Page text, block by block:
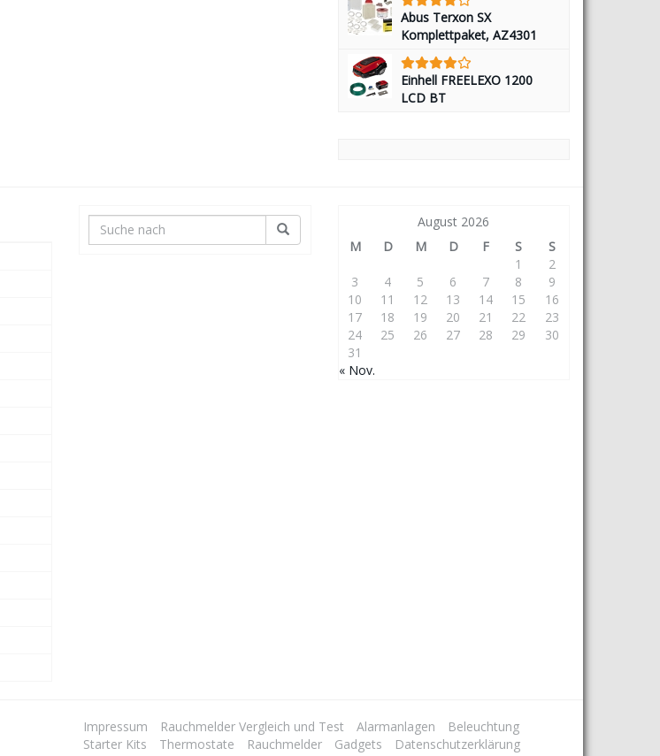
Abus Terxon SX
Komplettpaket, AZ4301
Einhell FREELEXO 1200
LCD BT
August 2026
M
D M D F S
S
1
2
3
4 5 6 7 8
9
10
11 12 13 14 15
16
17
18 19 20 21 22
23
24
25 26 27 28 29
30
31
« Nov.
Impressum Rauchmelder Vergleich und Test Alarmanlagen
Beleuchtung
Starter Kits
Thermostate Rauchmelder Gadgets Datenschutzerklärung